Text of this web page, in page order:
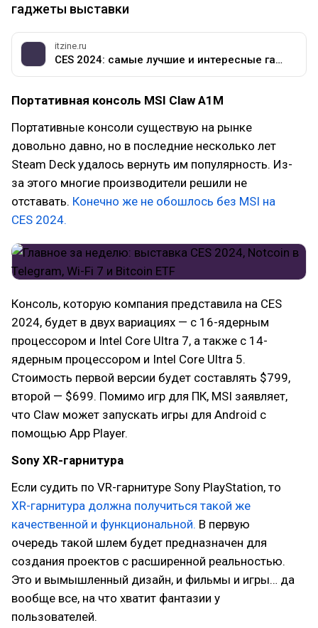
гаджеты выставки
itzine.ru
CES 2024: самые лучшие и интересные гаджеты выставки
Портативная консоль MSI Claw A1M
Портативные консоли существую на рынке
довольно давно, но в последние несколько лет
Steam Deck удалось вернуть им популярность. Из-
за этого многие производители решили не
отставать. Конечно же не обошлось без MSI на
CES 2024.
Консоль, которую компания представила на CES
2024, будет в двух вариациях — с 16-ядерным
процессором и Intel Core Ultra 7, а также с 14-
ядерным процессором и Intel Core Ultra 5.
Стоимость первой версии будет составлять $799,
второй — $699. Помимо игр для ПК, MSI заявляет,
что Claw может запускать игры для Android с
помощью App Player.
Sony XR-гарнитура
Если судить по VR-гарнитуре Sony PlayStation, то
XR-гарнитура должна получиться такой же
качественной и функциональной. В первую
очередь такой шлем будет предназначен для
создания проектов с расширенной реальностью.
Это и вымышленный дизайн, и фильмы и игры… да
вообще все, на что хватит фантазии у
пользователей.